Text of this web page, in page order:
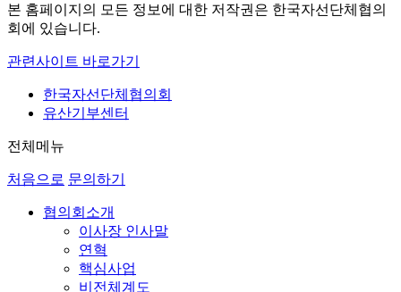
본 홈페이지의 모든 정보에 대한 저작권은 한국자선단체협의
회에 있습니다.
관련사이트 바로가기
한국자선단체협의회
유산기부센터
전체메뉴
처음으로 문의하기
협의회소개
이사장 인사말
연혁
핵심사업
비전체계도